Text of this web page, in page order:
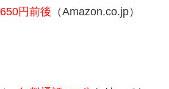
650円前後 （Amazon.co.jp）